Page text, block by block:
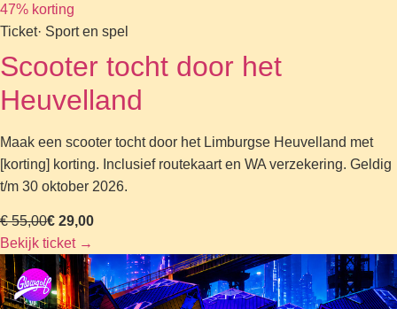
47% korting
Ticket· Sport en spel
Scooter tocht door het
Heuvelland
Maak een scooter tocht door het Limburgse Heuvelland met
[korting] korting. Inclusief routekaart en WA verzekering. Geldig
t/m 30 oktober 2026.
€ 55,00€ 29,00
Bekijk ticket →